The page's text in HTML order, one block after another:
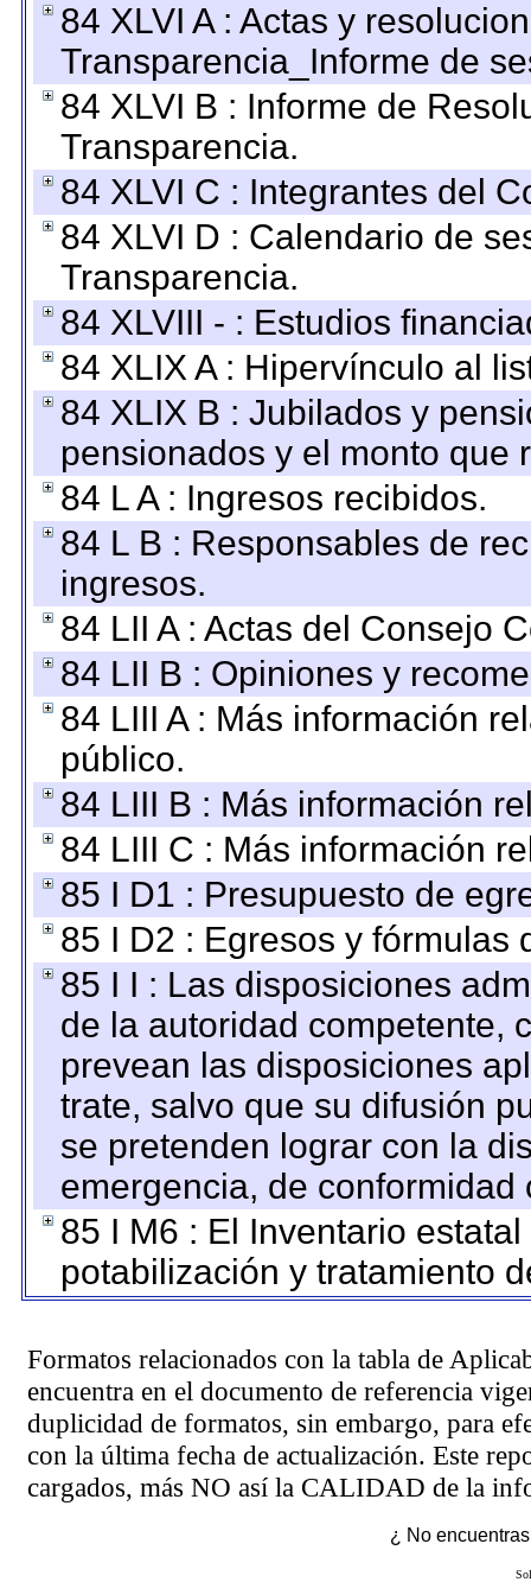
84 XLVI A : Actas y
Transparencia_Informe de
84 XLVI B : Informe de
Transparencia.
84 XLVI C : Integrantes del
84 XLVI D : Calendario de
Transparencia.
84 XLVIII - : Estudios
84 XLIX A : Hipervínculo al
84 XLIX B : Jubilados y
pensionados y el monto que
84 L A : Ingresos recibidos.
84 L B : Responsables de
ingresos.
84 LII A : Actas del Consejo
84 LII B : Opiniones y
84 LIII A : Más información
público.
84 LIII B : Más información
84 LIII C : Más información
85 I D1 : Presupuesto de
85 I D2 : Egresos y fórmulas
85 I I : Las disposiciones
de la autoridad competente,
prevean las disposiciones
trate, salvo que su difusión
se pretenden lograr con la
emergencia, de
85 I M6 : El Inventario
potabilización y tratamiento
Formatos relacionados con la tabla de
encuentra en el documento de referencia
duplicidad de formatos, sin embargo, para
con la última fecha de actualización. Este
cargados, más NO así la CALIDAD de la
¿ No